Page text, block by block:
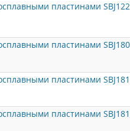
пластинами
пластинами
пластинами
пластинами